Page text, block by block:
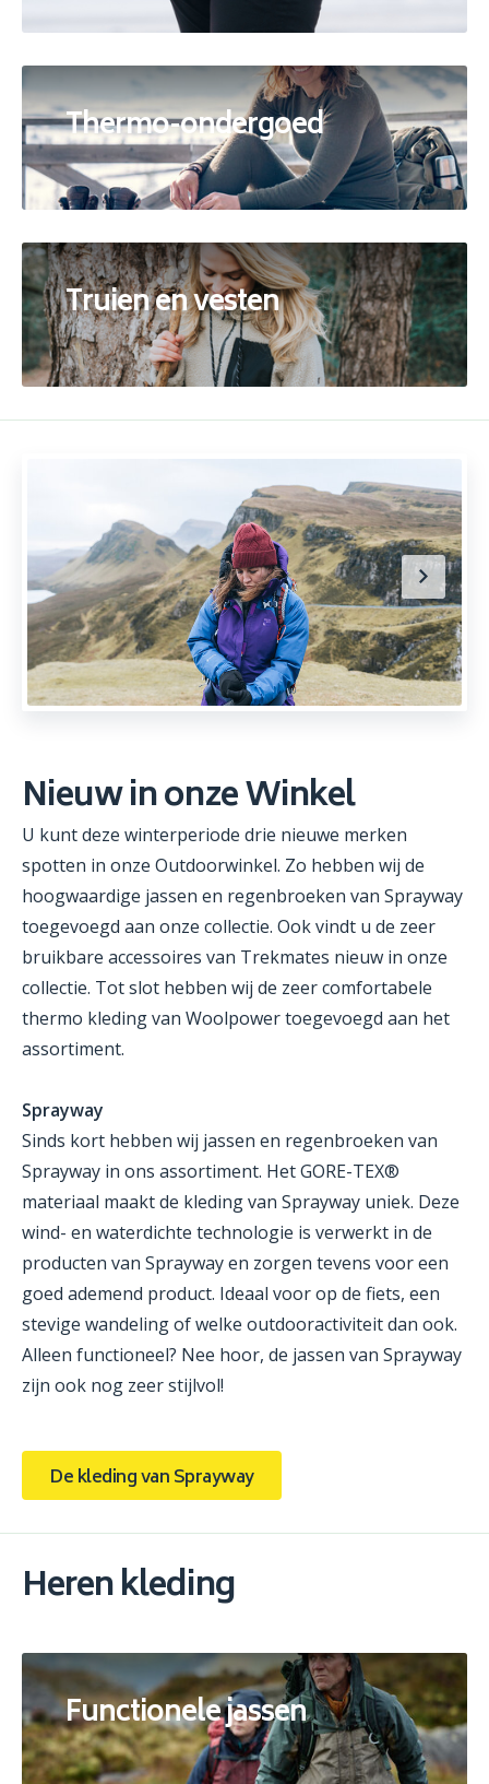
Thermo-ondergoed
Truien en vesten
Nieuw in onze Winkel
U kunt deze winterperiode drie nieuwe merken
spotten in onze Outdoorwinkel. Zo hebben wij de
hoogwaardige jassen en regenbroeken van Sprayway
toegevoegd aan onze collectie. Ook vindt u de zeer
bruikbare accessoires van Trekmates nieuw in onze
collectie. Tot slot hebben wij de zeer comfortabele
thermo kleding van Woolpower toegevoegd aan het
assortiment.
Sprayway
Sinds kort hebben wij jassen en regenbroeken van
Sprayway in ons assortiment. Het GORE-TEX®
materiaal maakt de kleding van Sprayway uniek. Deze
wind- en waterdichte technologie is verwerkt in de
producten van Sprayway en zorgen tevens voor een
goed ademend product. Ideaal voor op de fiets, een
stevige wandeling of welke outdooractiviteit dan ook.
Alleen functioneel? Nee hoor, de jassen van Sprayway
zijn ook nog zeer stijlvol!
De kleding van Sprayway
Heren kleding
Functionele jassen